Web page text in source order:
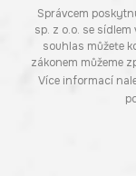
Správcem
sp. z o.o. se sídlem
souhlas můžete
zákonem můžeme
Více informací